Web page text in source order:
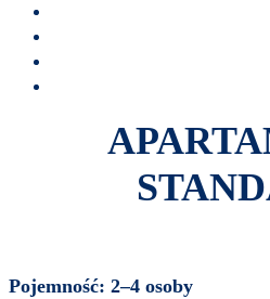
Pojemność: 2–4 osoby